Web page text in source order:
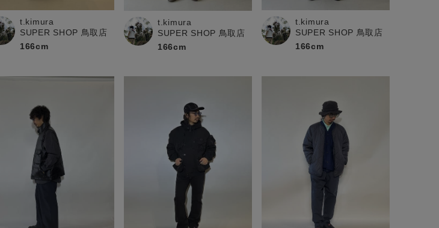
t.kimura
SUPER SHOP 鳥取店
166cm
t.kimura
SUPER SHOP 鳥取店
166cm
t.kimura
SUPER SHOP 鳥取店
166cm